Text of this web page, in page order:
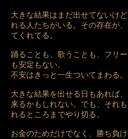
大きな結果はまだ出せてないけ
れる人たちがいる。その存在が
てくれてる。
踊ることも、歌うことも、フリ
も安定もない。
不安はきっと一生ついてまわる。
大きな結果を出せる日もあれば
来るかもしれない。でも、それ
れるところまでやり切る。
お金のためだけでなく、勝ち負